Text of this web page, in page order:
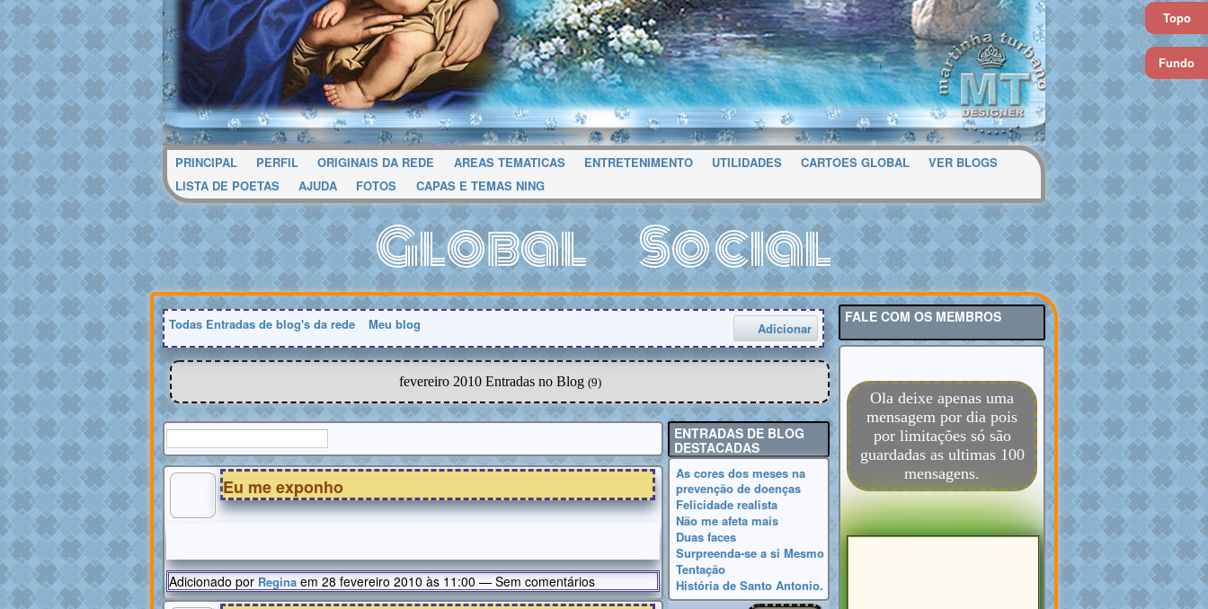
PRINCIPAL PERFIL ORIGINAIS DA REDE AREAS TEMATICAS ENTRETENIMENTO UTILIDADES CARTOES GLOBAL
VER BLOGS
LISTA DE POETAS
AJUDA FOTOS CAPAS E TEMAS NING
Global Social
Todas Entradas de blog's da rede Meu blog Adicionar
fevereiro 2010 Entradas no Blog (9)
Eu me exponho
Adicionado por Regina em 28 fevereiro 2010 às 11:00 — Sem comentários
ENTRADAS DE BLOG
DESTACADAS
As cores dos meses na
prevenção de doenças
Felicidade realista
Não me afeta mais
Duas faces
Surpreenda-se a si Mesmo
Tentação
História de Santo Antonio.
FALE COM OS MEMBROS
Ola deixe apenas uma
mensagem por dia pois
por limitações só são
guardadas as ultimas 100
mensagens.
Topo
Fundo